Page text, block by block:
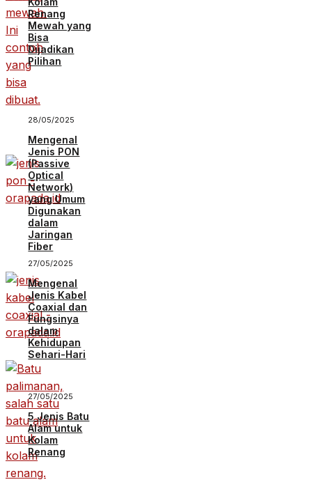
Renang
Mewah yang
Bisa
Dijadikan
Pilihan
28/05/2025
Mengenal
Jenis PON
(Passive
Optical
Network)
yang Umum
Digunakan
dalam
Jaringan
Fiber
27/05/2025
Mengenal
Jenis Kabel
Coaxial dan
Fungsinya
dalam
Kehidupan
Sehari-Hari
27/05/2025
5 Jenis Batu
Alam untuk
Kolam
Renang